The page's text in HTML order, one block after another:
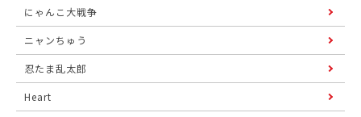
にゃんこ大戦争
ニャンちゅう
忍たま乱太郎
Heart